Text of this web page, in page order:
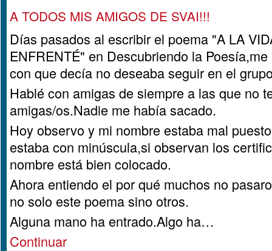
A TODOS MIS AMIGOS DE SVAI!!!
Días pasados al escribir el poema "A LA
ENFRENTÉ" en Descubriendo la
con que decía no deseaba seguir en el
Hablé con amigas de siempre a las que no
amigas/os.Nadie me había sacado.
Hoy observo y mi nombre estaba mal
estaba con minúscula,si observan los
nombre está bien colocado.
Ahora entiendo el por qué muchos no
no solo este poema sino otros.
Alguna mano ha entrado.Algo ha…
Continuar